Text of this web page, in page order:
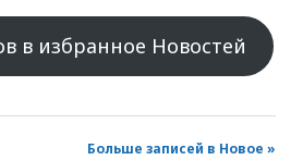
в избранное Новостей
Больше записей в Новое »